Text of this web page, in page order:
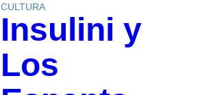
CULTURA
Insulini y
Los